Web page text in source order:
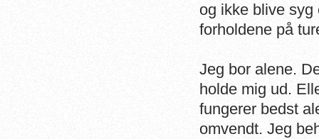
og ikke blive
forholdene på
Jeg bor alene.
holde mig ud.
fungerer bedst
omvendt. Jeg